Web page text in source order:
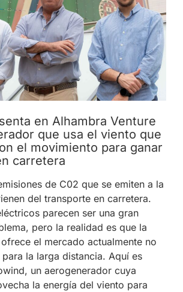
en Alhambra Venture
que usa el viento que
el movimiento para ganar
carretera
de C02 que se emiten a la
del transporte en carretera.
parecen ser una gran
pero la realidad es que la
el mercado actualmente no
la larga distancia. Aquí es
un aerogenerador cuya
la energía del viento para